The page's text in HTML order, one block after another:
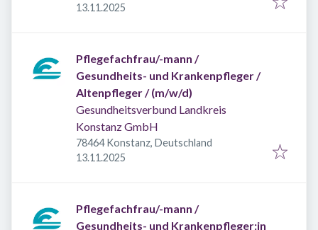
Deutschland
Veröffentlicht
13.11.2025
Pflegefachfrau/-mann /
Gesundheits- und Krankenpfleger /
Altenpfleger / (m/w/d)
Gesundheitsverbund Landkreis
Konstanz GmbH
78464 Konstanz, Deutschland
Veröffentlicht
13.11.2025
Pflegefachfrau/-mann /
Gesundheits- und Krankenpfleger:in